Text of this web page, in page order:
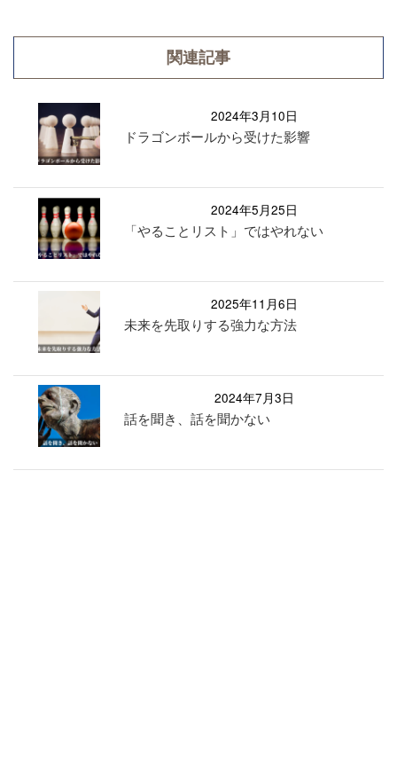
関連記事
2024年3月10日
ドラゴンボールから受けた影響
2024年5月25日
「やることリスト」ではやれない
2025年11月6日
未来を先取りする強力な方法
2024年7月3日
話を聞き、話を聞かない